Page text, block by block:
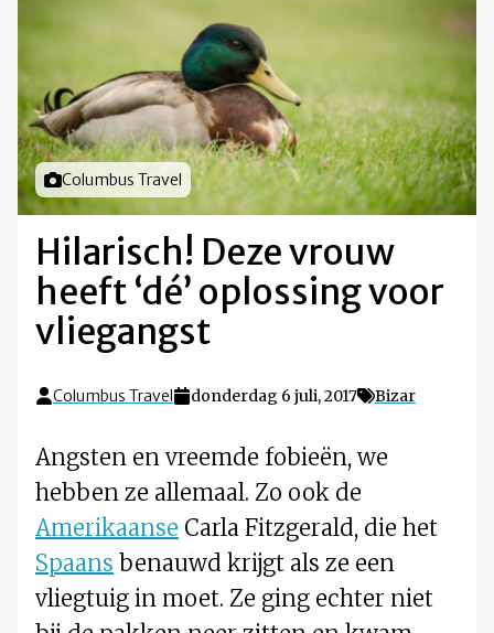
Foto door
Columbus Travel
Hilarisch! Deze vrouw
heeft ‘dé’ oplossing voor
vliegangst
Columbus Travel donderdag 6 juli, 2017 Bizar
Angsten en vreemde fobieën, we
hebben ze allemaal. Zo ook de
Amerikaanse Carla Fitzgerald, die het
Spaans benauwd krijgt als ze een
vliegtuig in moet. Ze ging echter niet